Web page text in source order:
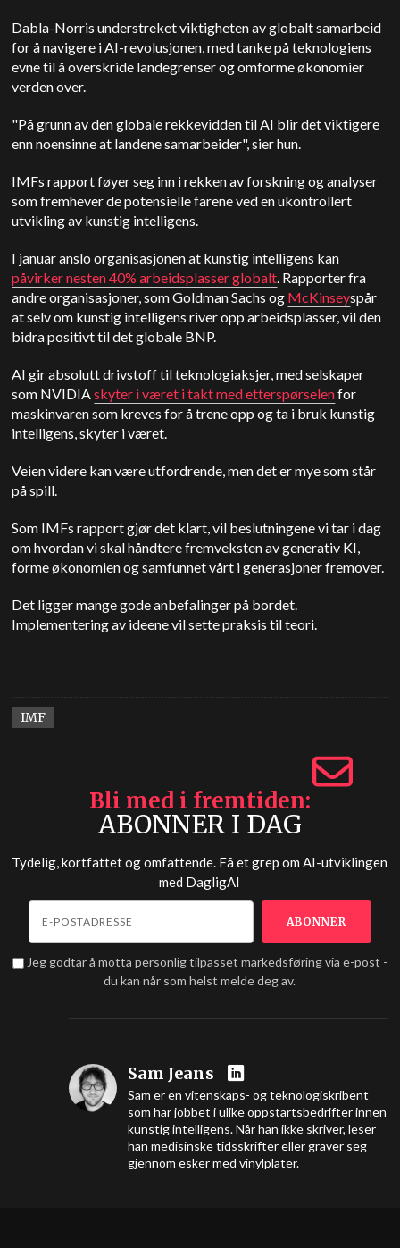
Dabla-Norris understreket viktigheten av globalt samarbeid
for å navigere i AI-revolusjonen, med tanke på teknologiens
evne til å overskride landegrenser og omforme økonomier
verden over.
"På grunn av den globale rekkevidden til AI blir det viktigere
enn noensinne at landene samarbeider", sier hun.
IMFs rapport føyer seg inn i rekken av forskning og analyser
som fremhever de potensielle farene ved en ukontrollert
utvikling av kunstig intelligens.
I januar anslo organisasjonen at kunstig intelligens kan
påvirker nesten 40% arbeidsplasser globalt. Rapporter fra
andre organisasjoner, som Goldman Sachs og McKinseyspår
at selv om kunstig intelligens river opp arbeidsplasser, vil den
bidra positivt til det globale BNP.
AI gir absolutt drivstoff til teknologiaksjer, med selskaper
som NVIDIAskyter i været i takt med etterspørselenfor
maskinvaren som kreves for å trene opp og ta i bruk kunstig
intelligens, skyter i været.
Veien videre kan være utfordrende, men det er mye som står
på spill.
Som IMFs rapport gjør det klart, vil beslutningene vi tar i dag
om hvordan vi skal håndtere fremveksten av generativ KI,
forme økonomien og samfunnet vårt i generasjoner fremover.
Det ligger mange gode anbefalinger på bordet.
Implementering av ideene vil sette praksis til teori.
IMF
Bli med i fremtiden
ABONNER I DAG
Tydelig, kortfattet og omfattende. Få et grep om AI-utviklingen
med DagligAI
Jeg godtar å motta personlig tilpasset markedsføring via e-post -
du kan når som helst melde deg av.
Sam Jeans
Sam er en vitenskaps- og teknologiskribent
som har jobbet i ulike oppstartsbedrifter innen
kunstig intelligens. Når han ikke skriver, leser
han medisinske tidsskrifter eller graver seg
gjennom esker med vinylplater.